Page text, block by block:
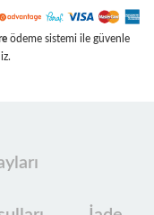
ödeme sistemi ile güvenle